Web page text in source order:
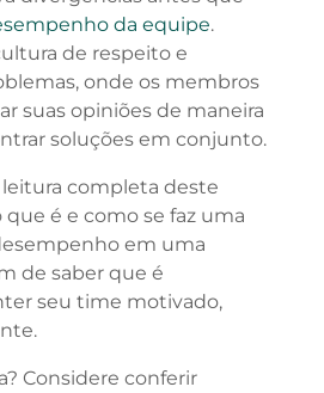
da equipe.
de respeito e
onde os membros
suas opiniões de maneira
soluções em conjunto.
completa deste
é e como se faz uma
em uma
de saber que é
seu time motivado,
Considere conferir